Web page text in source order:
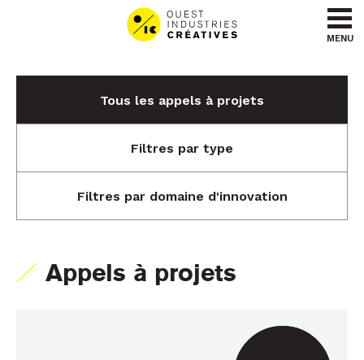
Aller au menu
Aller au contenu
MENU
Tous les appels à projets
Filtres par type
Filtres par domaine d'innovation
Appels à projets